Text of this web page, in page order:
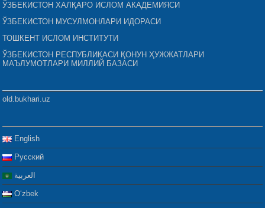
ЎЗБЕКИСТОН ХАЛҚАРО ИСЛОМ АКАДЕМИЯСИ
ЎЗБЕКИСТОН МУСУЛМОНЛАРИ ИДОРАСИ
ТОШКЕНТ ИСЛОМ ИНСТИТУТИ
ЎЗБЕКИСТОН РЕСПУБЛИКАСИ ҚОНУН ҲУЖЖАТЛАРИ
МАЪЛУМОТЛАРИ МИЛЛИЙ БАЗАСИ
old.bukhari.uz
English
Русский
العربية
Oʻzbek